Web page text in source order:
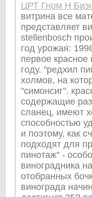
ЦРТ Гном Н
витрина все
представляет
stellenbosch
год урожая:
первое
году. "редхил
холмов, на
"симонсиг".
содержащие
сланец, имеют
способностью
и поэтому, как
подходят для
пинотаж" -
виноградника
отобранных
винограда